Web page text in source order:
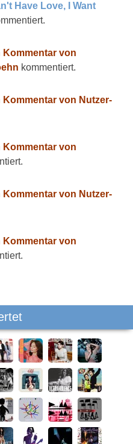
Have Love, I Want
Kommentar von
kommentiert.
Kommentar von Nutzer-
Kommentar von
Kommentar von Nutzer-
Kommentar von